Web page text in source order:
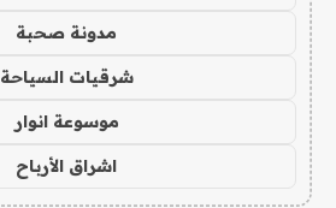
مدونة صحبة
شرقيات السياحة
موسوعة انوار
اشراق الأرباح